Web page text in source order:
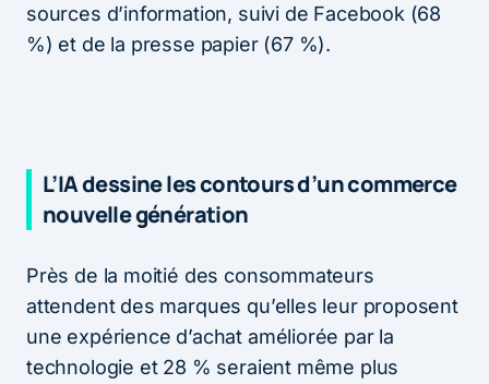
sources d’information, suivi de Facebook (68
%) et de la presse papier (67 %).
L’IA dessine les contours d’un commerce
nouvelle génération
Près de la moitié des consommateurs
attendent des marques qu’elles leur proposent
une expérience d’achat améliorée par la
technologie et 28 % seraient même plus